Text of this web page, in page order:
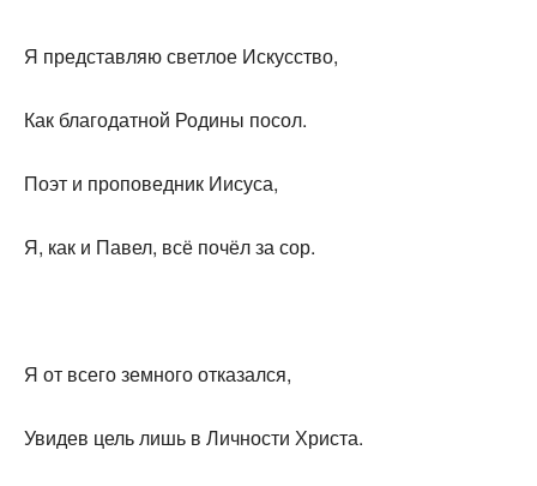
Я представляю светлое Искусство,
Как благодатной Родины посол.
Поэт и проповедник Иисуса,
Я, как и Павел, всё почёл за сор.
Я от всего земного отказался,
Увидев цель лишь в Личности Христа.